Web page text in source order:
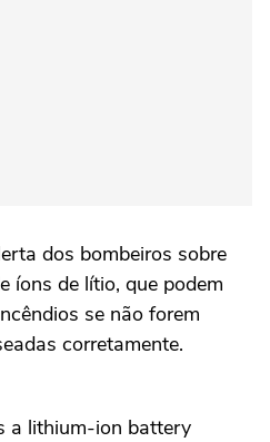
dos bombeiros sobre
íons de lítio, que podem
se não forem
corretamente.
a lithium-ion battery